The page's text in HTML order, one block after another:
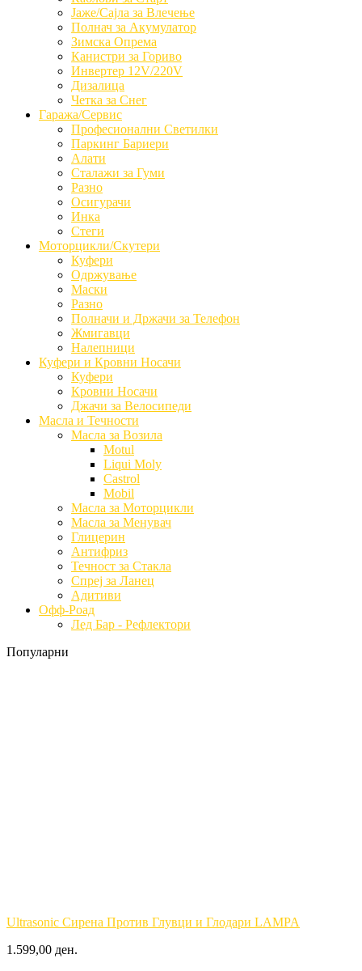
Јаже/Сајла за Влечење
Полнач за Акумулатор
Зимска Опрема
Канистри за Гориво
Инвертер 12V/220V
Дизалица
Четка за Снег
Гаража/Сервис
Професионални Светилки
Паркинг Бариери
Алати
Сталажи за Гуми
Разно
Осигурачи
Инка
Стеги
Моторцикли/Скутери
Куфери
Одржување
Маски
Разно
Полначи и Држачи за Телефон
Жмигавци
Налепници
Куфери и Кровни Носачи
Куфери
Кровни Носачи
Джачи за Велосипеди
Масла и Течности
Масла за Возила
Motul
Liqui Moly
Castrol
Mobil
Масла за Моторцикли
Масла за Менувач
Глицерин
Антифриз
Течност за Стакла
Спреј за Ланец
Адитиви
Офф-Роад
Лед Бар - Рефлектори
Популарни
Ultrasonic Сирена Против Глувци и Глодари LAMPA
1.599,00 ден.